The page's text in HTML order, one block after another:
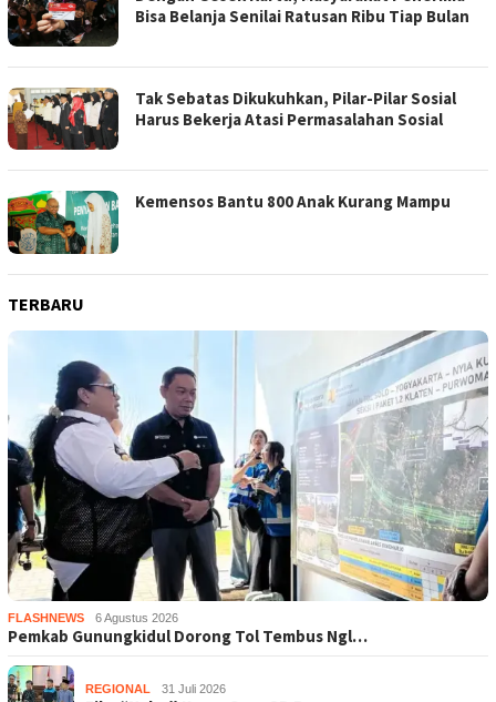
Bisa Belanja Senilai Ratusan Ribu Tiap Bulan
Tak Sebatas Dikukuhkan, Pilar-Pilar Sosial
Harus Bekerja Atasi Permasalahan Sosial
Kemensos Bantu 800 Anak Kurang Mampu
TERBARU
FLASHNEWS 6 Agustus 2026
Pemkab Gunungkidul Dorong Tol Tembus Ngl…
REGIONAL 31 Juli 2026